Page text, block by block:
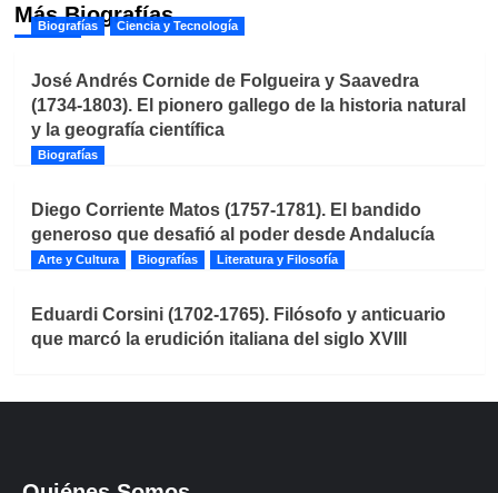
Más Biografías
Biografías Ciencia y Tecnología
José Andrés Cornide de Folgueira y Saavedra
(1734-1803). El pionero gallego de la historia natural
y la geografía científica
Biografías
Diego Corriente Matos (1757-1781). El bandido
generoso que desafió al poder desde Andalucía
Arte y Cultura Biografías Literatura y Filosofía
Eduardi Corsini (1702-1765). Filósofo y anticuario
que marcó la erudición italiana del siglo XVIII